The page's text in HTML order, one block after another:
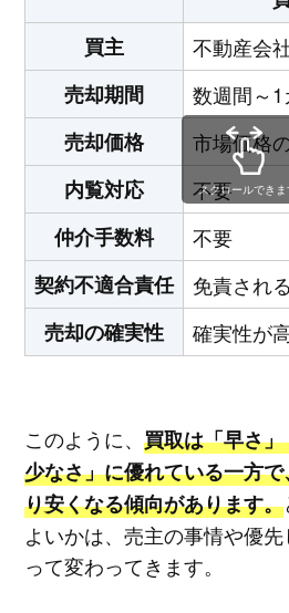
買主
不動産会
売却期間
数週間～
売却価格
市場価格
内覧対応
不要
仲介手数料
不要
契約不適合責任
免責され
売却の確実性
確実性が
スクロールでき
このように、 買取は「早さ
少なさ」に優れている一方
り安くなる傾向があります。
よいかは、売主の事情や優
って変わってきます。